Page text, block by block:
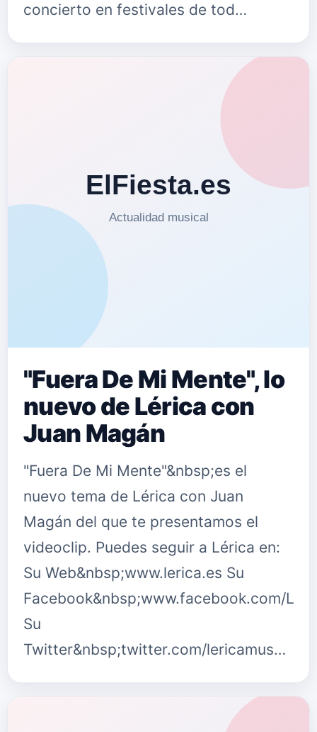
concierto en festivales de tod…
"Fuera De Mi Mente", lo
nuevo de Lérica con
Juan Magán
"Fuera De Mi Mente"&nbsp;es el
nuevo tema de Lérica con Juan
Magán del que te presentamos el
videoclip. Puedes seguir a Lérica en:
Su Web&nbsp;www.lerica.es Su
Facebook&nbsp;www.facebook.com/
Su
Twitter&nbsp;twitter.com/lericamus…